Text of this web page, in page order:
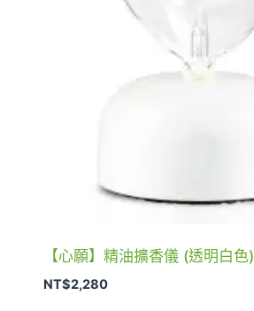
【心願】精油擴香儀 (透明白色)
NT$2,280